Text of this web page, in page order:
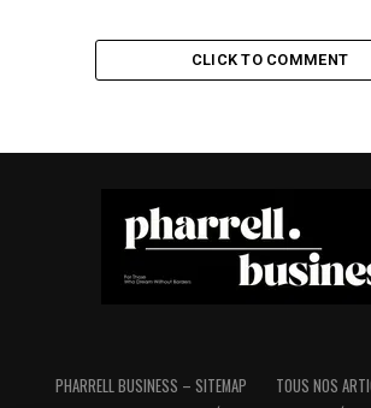
CLICK TO COMMENT
PHARRELL BUSINESS – SITEMAP TOUS NOS